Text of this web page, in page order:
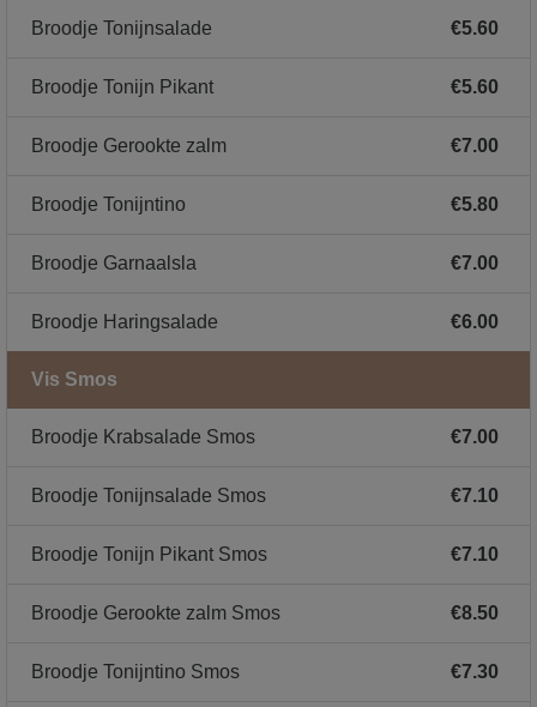
Broodje Tonijnsalade €5.60
Broodje Tonijn Pikant €5.60
Broodje Gerookte zalm €7.00
Broodje Tonijntino €5.80
Broodje Garnaalsla €7.00
Broodje Haringsalade €6.00
Vis Smos
Broodje Krabsalade Smos €7.00
Broodje Tonijnsalade Smos €7.10
Broodje Tonijn Pikant Smos €7.10
Broodje Gerookte zalm Smos €8.50
Broodje Tonijntino Smos €7.30